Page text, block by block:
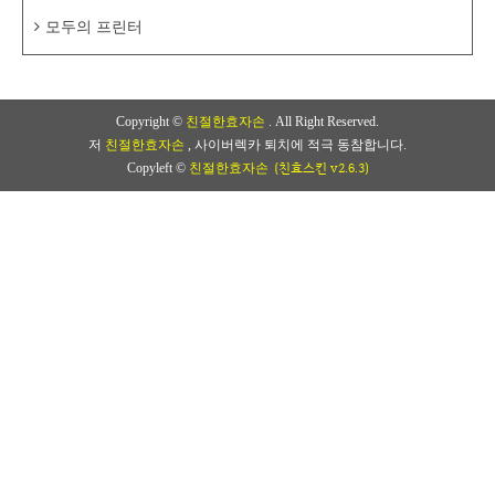
모두의 프린터
Copyright © 친절한효자손
. All Right Reserved.
저 친절한효자손
, 사이버렉카 퇴치에 적극 동참합니다.
Copyleft © 친절한효자손 (친효스킨 v2.6.3)